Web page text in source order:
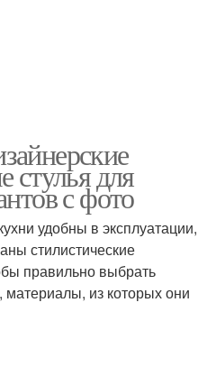
стулья для
с фото
удобны в эксплуатации,
стилистические
правильно выбрать
материалы, из которых они